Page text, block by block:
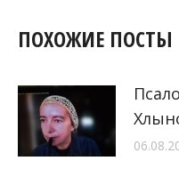
ПОХОЖИЕ ПОСТЫ